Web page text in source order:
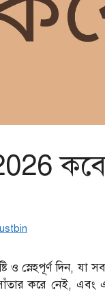
ও স্নেহপূর্ণ দিন,
সাঁতার করে নেই,